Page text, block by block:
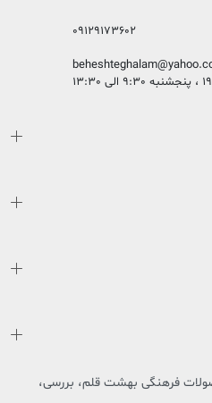
09129173602
فرهنگی بهشت قلم، بررسی،